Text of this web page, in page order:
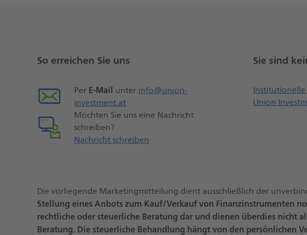
So erreichen Sie uns
Per E-Mail unter info@union-
investment.at
Möchten Sie uns eine Nachricht
schreiben?
Nachricht schreiben
Sie sind
Institutionelle
Union
Die vorliegende Marketingmitteilung dient ausschließlich der
Stellung eines Anbots zum Kauf/Verkauf von Finanzinstrumenten
rechtliche oder steuerliche Beratung dar und dienen überdies nicht
Beratung. Die steuerliche Behandlung hängt von den persönlichen